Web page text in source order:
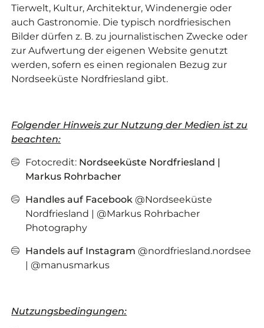
Tierwelt, Kultur, Architektur, Windenergie oder
auch Gastronomie. Die typisch nordfriesischen
Bilder dürfen z. B. zu journalistischen Zwecke oder
zur Aufwertung der eigenen Website genutzt
werden, sofern es einen regionalen Bezug zur
Nordseeküste Nordfriesland gibt.
Folgender Hinweis zur Nutzung der Medien ist zu
beachten:
Fotocredit: Nordseeküste Nordfriesland |
Markus Rohrbacher
Handles auf Facebook@Nordseeküste
Nordfriesland | @Markus Rohrbacher
Photography
Handels auf Instagram@nordfriesland.nordsee
| @manusmarkus
Nutzungsbedingungen: